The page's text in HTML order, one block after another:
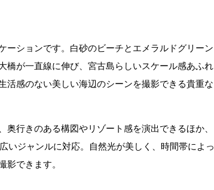
ーションです。白砂のビーチとエメラルドグリーン
橋が一直線に伸び、宮古島らしいスケール感あふれ
活感のない美しい海辺のシーンを撮影できる貴重な
行きのある構図やリゾート感を演出できるほか、
いジャンルに対応。自然光が美しく、時間帯によっ
影できます。